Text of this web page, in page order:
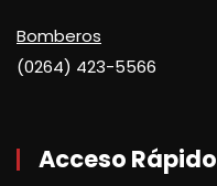
Bomberos
(0264) 423-5566
Acceso Rápido